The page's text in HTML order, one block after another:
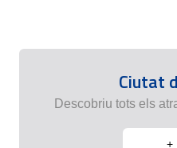
Ciutat
Descobriu tots els
+